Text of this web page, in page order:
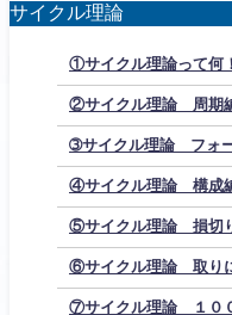
サイクル理論
①サイクル理論って何
②サイクル理論 周期
➂サイクル理論 フォ
④サイクル理論 構成
⑤サイクル理論 損切
⑥サイクル理論 取り
⑦サイクル理論 １０